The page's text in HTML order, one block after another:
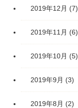
2019年12月 (7)
2019年11月 (6)
2019年10月 (5)
2019年9月 (3)
2019年8月 (2)